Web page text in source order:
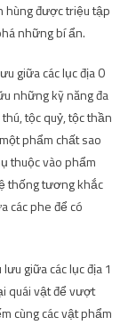
hùng được triệu tập
những bí ẩn.
những kỹ năng đa
tộc quỷ, tộc thần
phẩm chất sao
thuộc vào phẩm
thống tương khắc
các phe để có
quái vật để vượt
cùng các vật phẩm